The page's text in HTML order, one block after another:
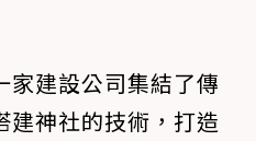
家建設公司集結了傳
建神社的技術，打造